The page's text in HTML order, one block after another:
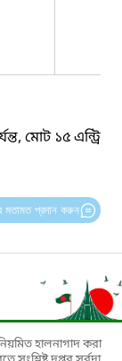
মোট ১৫ এন্ট্রি
মতামত প্রদান করুন
হালনাগাদ করা